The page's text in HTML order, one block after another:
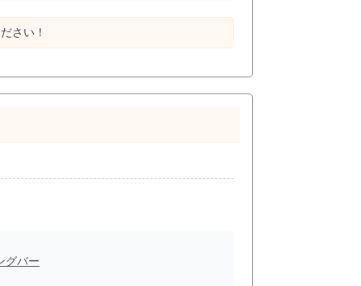
さい！
グバー